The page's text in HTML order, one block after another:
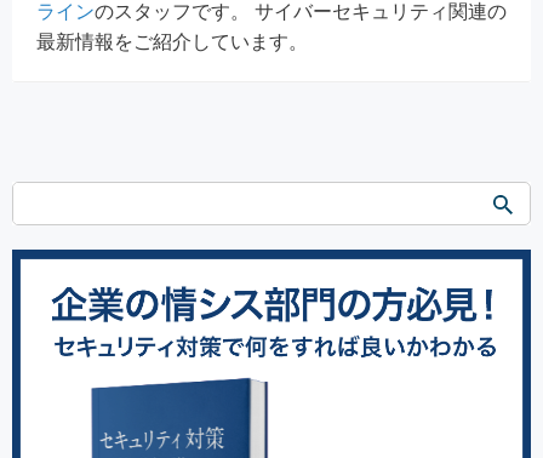
ラインのスタッフです。 サイバーセキュリティ関連の
最新情報をご紹介しています。